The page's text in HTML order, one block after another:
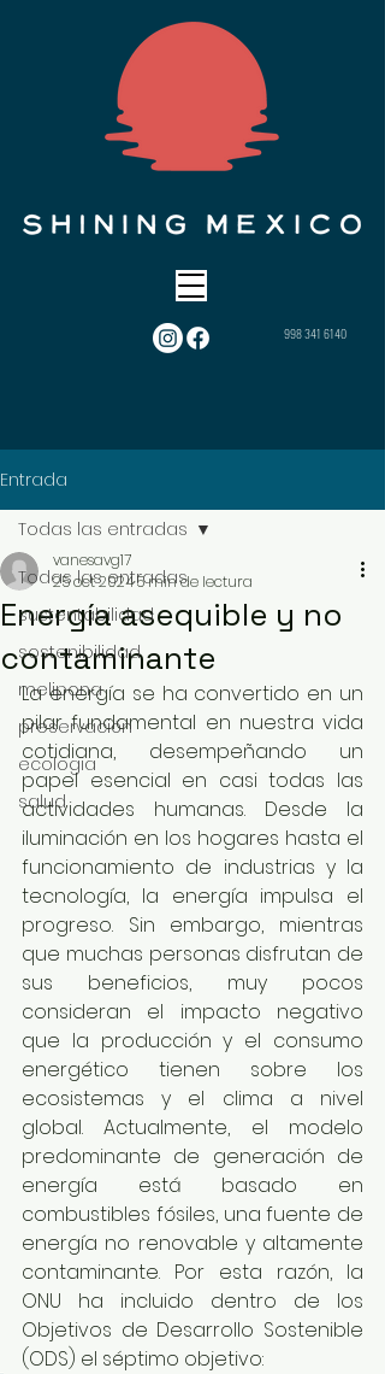
998 341 6140
Entrada
Todas las entradas
sustentabilidad
sostenibilidad
melipona
preservación
ecologia
salud
Todas las entradas
Energía asequible y no
contaminante
vanesavg17
25 oct 20245 min de lectura
La energía se ha convertido en un
pilar fundamental en nuestra vida
cotidiana, desempeñando un
papel esencial en casi todas las
actividades humanas. Desde la
iluminación en los hogares hasta el
funcionamiento de industrias y la
tecnología, la energía impulsa el
progreso. Sin embargo, mientras
que muchas personas disfrutan de
sus beneficios, muy pocos
consideran el impacto negativo
que la producción y el consumo
energético tienen sobre los
ecosistemas y el clima a nivel
global. Actualmente, el modelo
predominante de generación de
energía está basado en
combustibles fósiles, una fuente de
energía no renovable y altamente
contaminante. Por esta razón, la
ONU ha incluido dentro de los
Objetivos de Desarrollo Sostenible
(ODS) el séptimo objetivo: